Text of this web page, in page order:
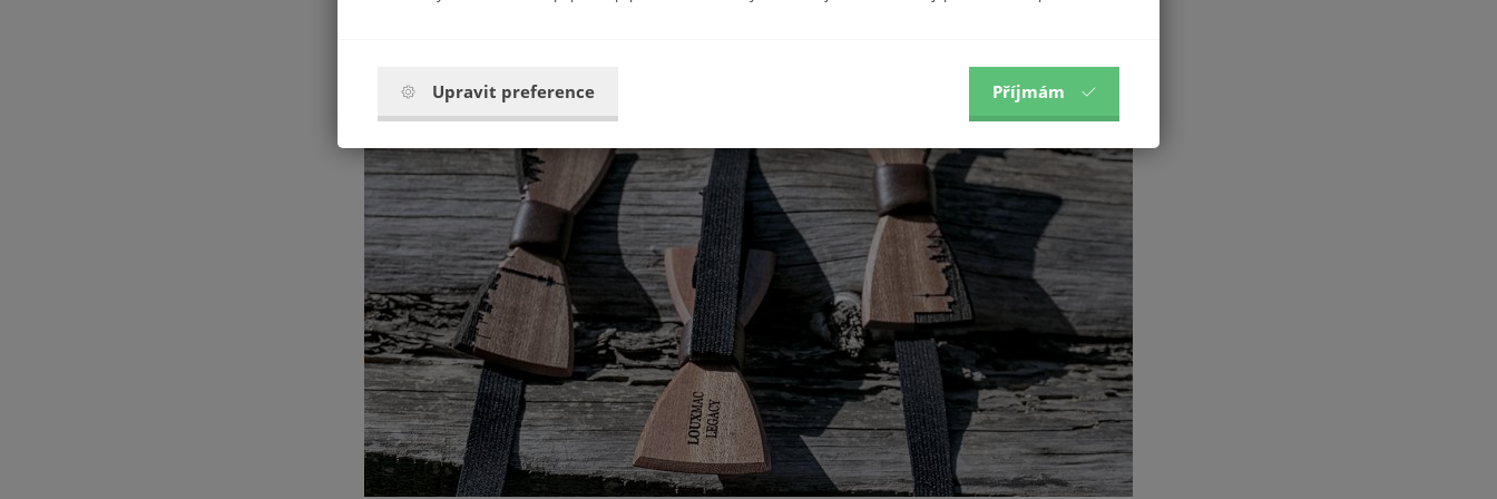
Upravit preference Příjmám